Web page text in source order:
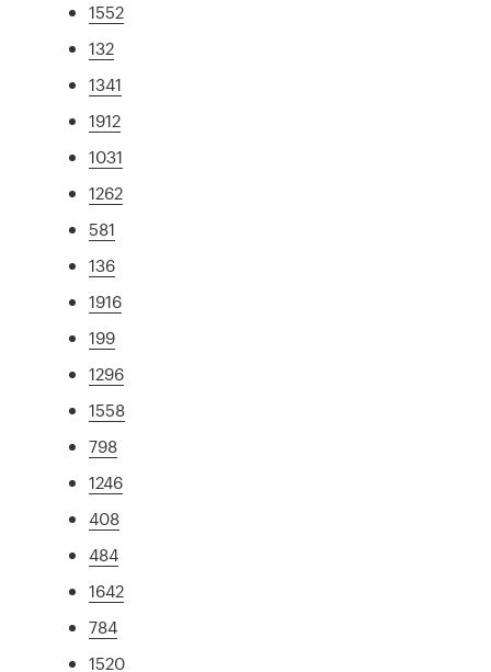
1552
132
1341
1912
1031
1262
581
136
1916
199
1296
1558
798
1246
408
484
1642
784
1520